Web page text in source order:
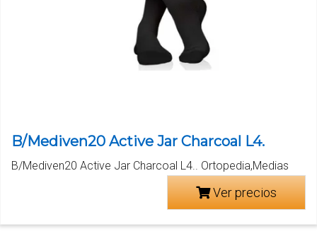
B/Mediven20 Active Jar Charcoal L4.
B/Mediven20 Active Jar Charcoal L4.. Ortopedia,Medias
Ver precios